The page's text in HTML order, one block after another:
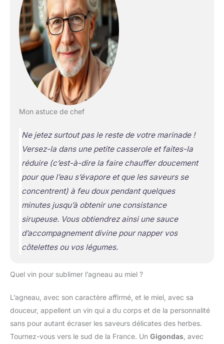
Mon astuce de chef
Ne jetez surtout pas le reste de votre marinade !
Versez-la dans une petite casserole et faites-la
réduire (c’est-à-dire la faire chauffer doucement
pour que l’eau s’évapore et que les saveurs se
concentrent)à feu doux pendant quelques
minutes jusqu’à obtenir une consistance
sirupeuse. Vous obtiendrez ainsi une sauce
d’accompagnement divine pour napper vos
côtelettes ou vos légumes.
Quel vin pour sublimer l’agneau au miel ?
L’agneau, avec son caractère affirmé, et le miel, avec sa
douceur, appellent un vin qui a du corps et de la personnalité
sans pour autant écraser les saveurs délicates des herbes.
Tournez-vous vers le sud de la France. Un Gigondas , avec